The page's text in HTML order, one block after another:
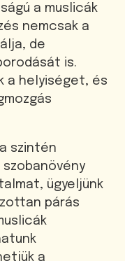
a muslicák
nemcsak a
de
is.
a helyiséget, és
szintén
szobanövény
ügyeljünk
párás
a